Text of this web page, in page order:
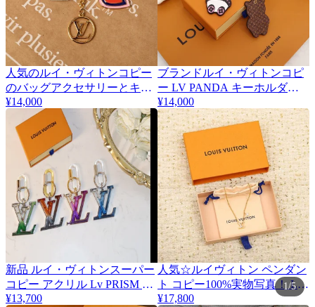
1/5
人気のルイ・ヴィトンコピー
のバッグアクセサリーとキー
ホルダー MP2913
¥14,000
ブランドルイ・ヴィトンコピ
ー LV PANDA キーホルダー
M00993
¥14,000
新品 ルイ・ヴィトンスーパー
コピー アクリル Lv PRISM キ
ーホルダー MP67777
¥13,700
人気☆ルイヴィトン ペンダン
ト コピー100%実物写真！ LV
インスティンクト vup14301
¥17,800